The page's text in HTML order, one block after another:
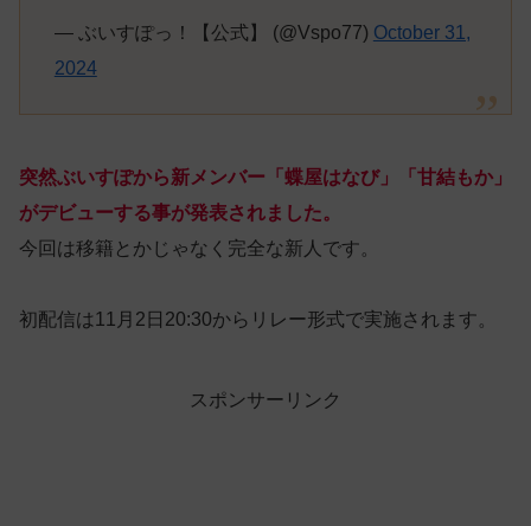
— ぶいすぽっ！【公式】 (@Vspo77) October 31,
2024
突然ぶいすぽから新メンバー「蝶屋はなび」「甘結もか」
がデビューする事が発表されました。
今回は移籍とかじゃなく完全な新人です。
初配信は11月2日20:30からリレー形式で実施されます。
スポンサーリンク